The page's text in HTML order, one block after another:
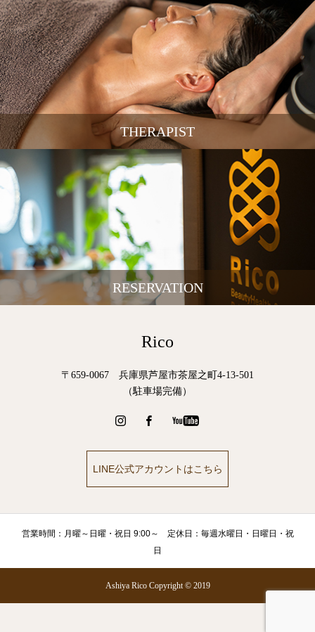
THERAPIST
RESERVATION
Rico
〒659-0067 兵庫県芦屋市茶屋之町4-13-501
（駐車場完備）
LINE公式アカウントはこちら
営業時間：月曜～日曜・祝日 9:00～ 定休日：毎週水曜日・日曜日・祝
日
Ashiya Rico Copyright © 2019